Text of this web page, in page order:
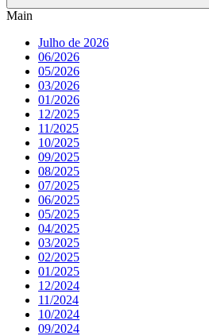
Main
Julho de 2026
06/2026
05/2026
03/2026
01/2026
12/2025
11/2025
10/2025
09/2025
08/2025
07/2025
06/2025
05/2025
04/2025
03/2025
02/2025
01/2025
12/2024
11/2024
10/2024
09/2024